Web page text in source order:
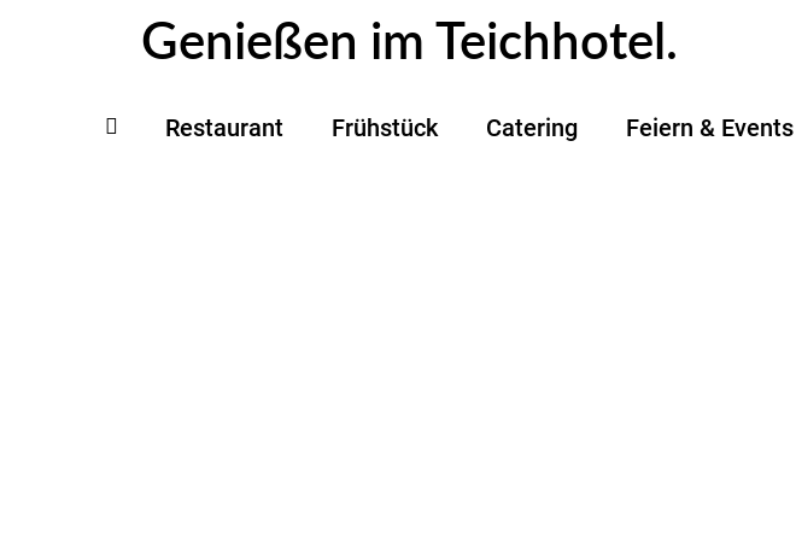
Genießen im Teichhotel.
Restaurant Frühstück Catering Feiern & Events